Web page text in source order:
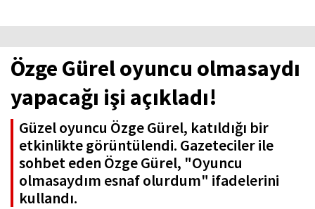
Özge Gürel oyuncu olmasaydı
yapacağı işi açıkladı!
Güzel oyuncu Özge Gürel, katıldığı bir
etkinlikte görüntülendi. Gazeteciler ile
sohbet eden Özge Gürel, "Oyuncu
olmasaydım esnaf olurdum" ifadelerini
kullandı.